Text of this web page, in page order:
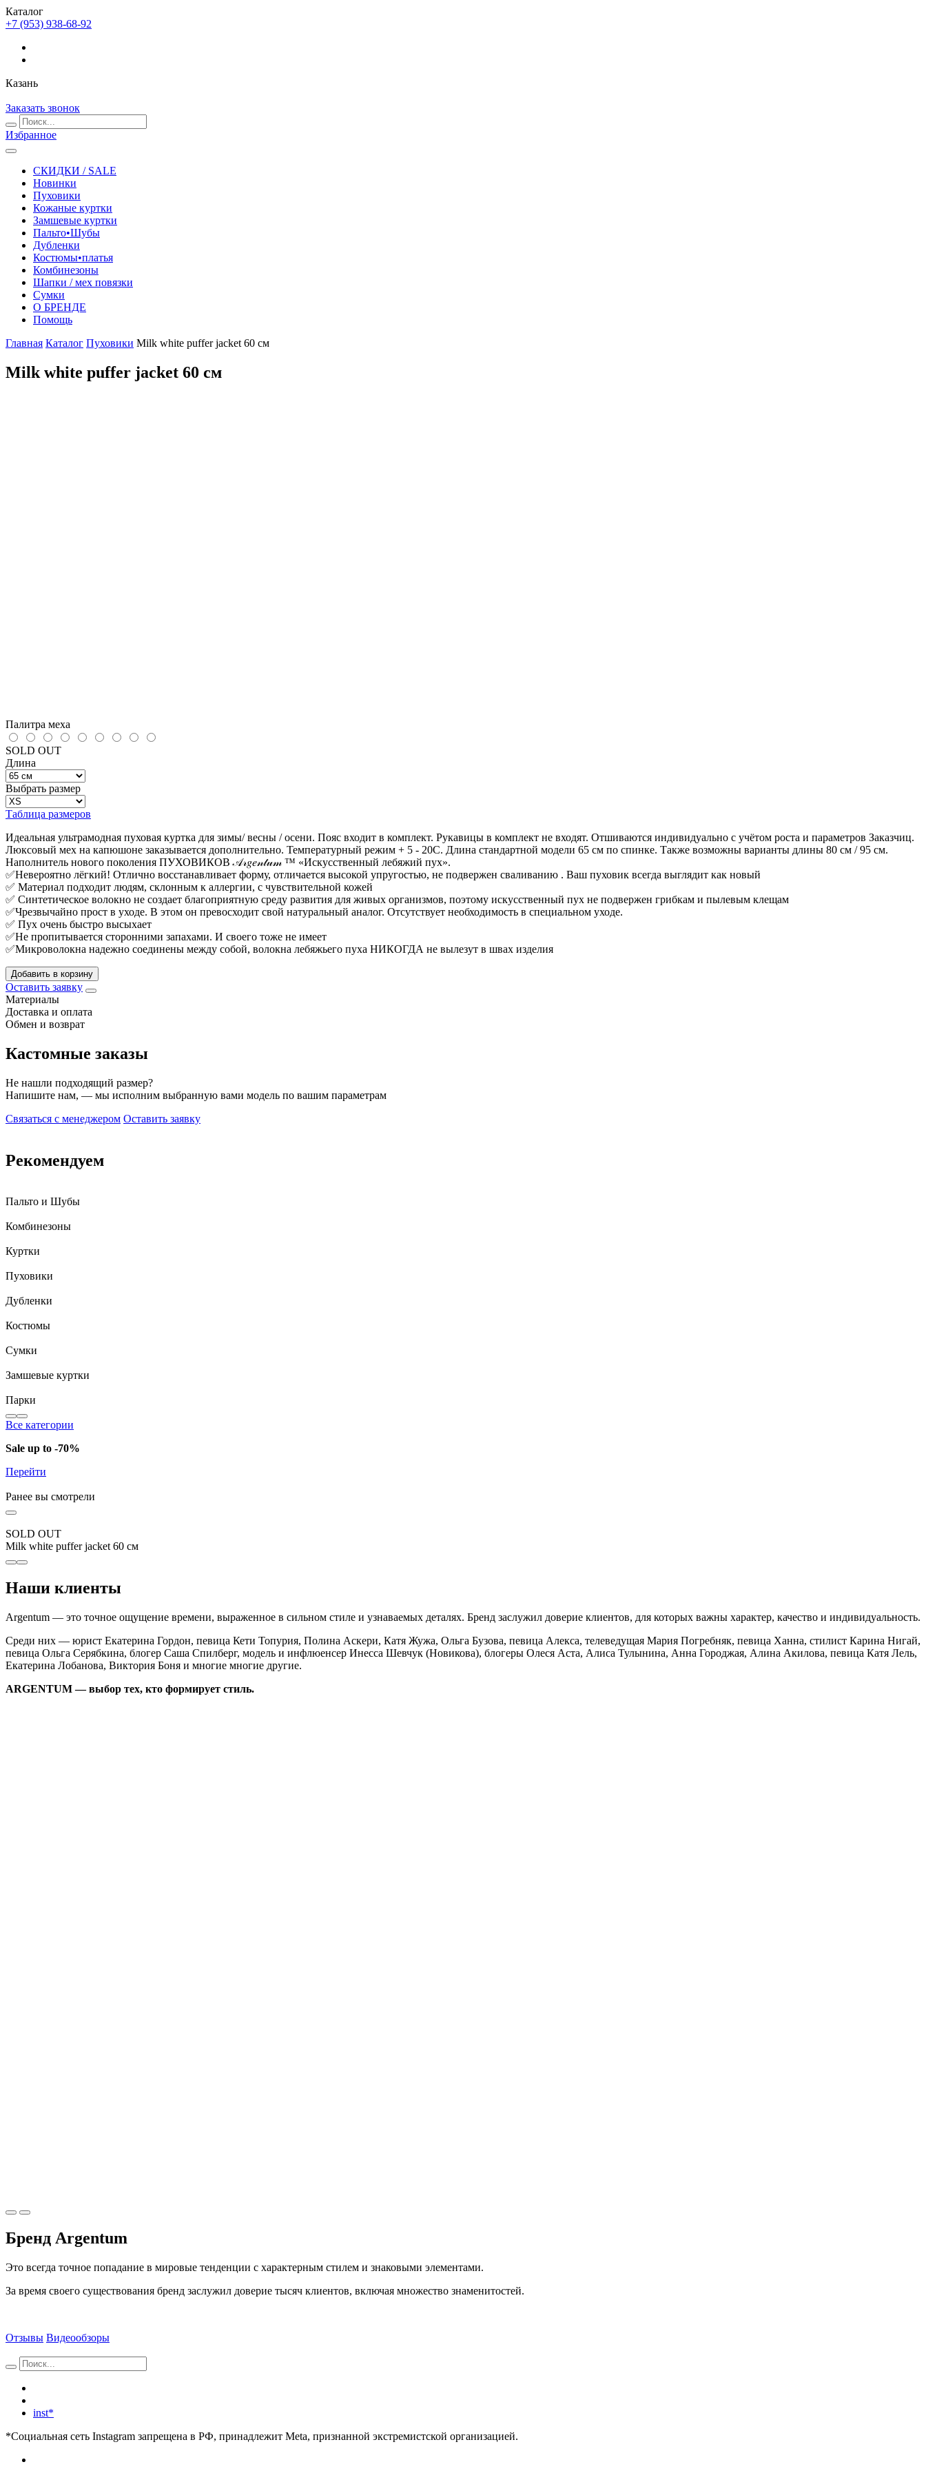
Каталог
+7 (953) 938-68-92
Казань
Заказать звонок
Избранное
СКИДКИ / SALE
Новинки
Пуховики
Кожаные куртки
Замшевые куртки
Пальто•Шубы
Дубленки
Костюмы•платья
Комбинезоны
Шапки / мех повязки
Сумки
О БРЕНДЕ
Помощь
Главная Каталог Пуховики Milk white puffer jacket 60 см
Milk white puffer jacket 60 см
Палитра меха
SOLD OUT
Длина
Выбрать размер
Таблица размеров
Идеальная ультрамодная пуховая куртка для зимы/ весны / осени. Пояс входит в комплект. Рукавицы в комплект не входят. Отшиваются индивидуально с учётом роста и параметров Заказчиц.
Люксовый мех на капюшоне заказывается дополнительно. Температурный режим + 5 - 20С. Длина стандартной модели 65 см по спинке. Также возможны варианты длины 80 см / 95 см.
Наполнитель нового поколения ПУХОВИКОВ 𝒜𝓇𝑔𝑒𝓃𝓉𝓊𝓂 ™️ «Искусственный лебяжий пух».
✅Невероятно лёгкий! Отлично восстанавливает форму, отличается высокой упругостью, не подвержен сваливанию . Ваш пуховик всегда выглядит как новый
✅ Материал подходит людям, склонным к аллергии, с чувствительной кожей
✅ Синтетическое волокно не создает благоприятную среду развития для живых организмов, поэтому искусственный пух не подвержен грибкам и пылевым клещам
✅Чрезвычайно прост в уходе. В этом он превосходит свой натуральный аналог. Отсутствует необходимость в специальном уходе.
✅ Пух очень быстро высыхает
✅Не пропитывается сторонними запахами. И своего тоже не имеет
✅Микроволокна надежно соединены между собой, волокна лебяжьего пуха НИКОГДА не вылезут в швах изделия
Добавить в корзину
Оставить заявку
Материалы
Доставка и оплата
Обмен и возврат
Кастомные заказы
Не нашли подходящий размер?
Напишите нам, — мы исполним выбранную вами модель по вашим параметрам
Связаться с менеджером Оставить заявку
Рекомендуем
Пальто и Шубы
Комбинезоны
Куртки
Пуховики
Дубленки
Костюмы
Сумки
Замшевые куртки
Парки
Все категории
Sale up to -70%
Перейти
Ранее вы смотрели
SOLD OUT
Milk white puffer jacket 60 см
Наши клиенты
Argentum — это точное ощущение времени, выраженное в сильном стиле и узнаваемых деталях. Бренд заслужил доверие клиентов, для которых важны характер, качество и индивидуальность.
Среди них — юрист Екатерина Гордон, певица Кети Топурия, Полина Аскери, Катя Жужа, Ольга Бузова, певица Алекса, телеведущая Мария Погребняк, певица Ханна, стилист Карина Нигай,
певица Ольга Серябкина, блогер Саша Спилберг, модель и инфлюенсер Инесса Шевчук (Новикова), блогеры Олеся Аста, Алиса Тулынина, Анна Городжая, Алина Акилова, певица Катя Лель,
Екатерина Лобанова, Виктория Боня и многие многие другие.
ARGENTUM — выбор тех, кто формирует стиль.
Бренд Argentum
Это всегда точное попадание в мировые тенденции с характерным стилем и знаковыми элементами.
За время своего существования бренд заслужил доверие тысяч клиентов, включая множество знаменитостей.
Отзывы Видеообзоры
inst*
*Социальная сеть Instagram запрещена в РФ, принадлежит Meta, признанной экстремистской организацией.